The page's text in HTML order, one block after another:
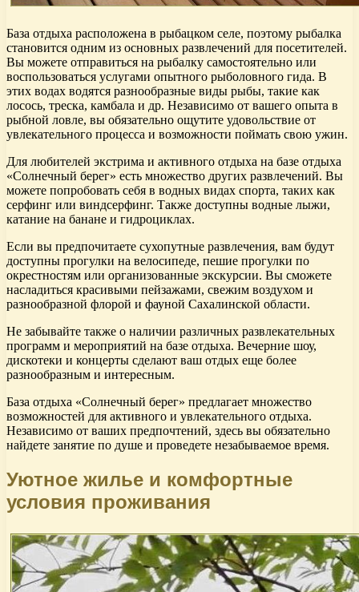
База отдыха расположена в рыбацком селе, поэтому рыбалка
становится одним из основных развлечений для посетителей.
Вы можете отправиться на рыбалку самостоятельно или
воспользоваться услугами опытного рыболовного гида. В
этих водах водятся разнообразные виды рыбы, такие как
лосось, треска, камбала и др. Независимо от вашего опыта в
рыбной ловле, вы обязательно ощутите удовольствие от
увлекательного процесса и возможности поймать свою ужин.
Для любителей экстрима и активного отдыха на базе отдыха
«Солнечный берег» есть множество других развлечений. Вы
можете попробовать себя в водных видах спорта, таких как
серфинг или виндсерфинг. Также доступны водные лыжи,
катание на банане и гидроциклах.
Если вы предпочитаете сухопутные развлечения, вам будут
доступны прогулки на велосипеде, пешие прогулки по
окрестностям или организованные экскурсии. Вы сможете
насладиться красивыми пейзажами, свежим воздухом и
разнообразной флорой и фауной Сахалинской области.
Не забывайте также о наличии различных развлекательных
программ и мероприятий на базе отдыха. Вечерние шоу,
дискотеки и концерты сделают ваш отдых еще более
разнообразным и интересным.
База отдыха «Солнечный берег» предлагает множество
возможностей для активного и увлекательного отдыха.
Независимо от ваших предпочтений, здесь вы обязательно
найдете занятие по душе и проведете незабываемое время.
Уютное жилье и комфортные
условия проживания